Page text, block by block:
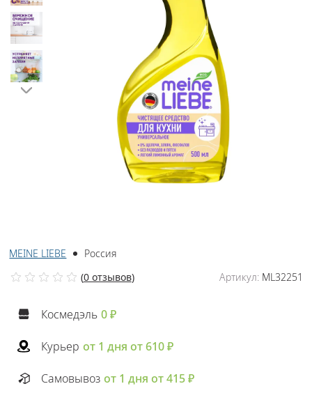
MEINE LIEBE
Россия
Артикул:ML32251
(0 отзывов)
Космедэль 0 ₽
Курьер от 1 дня от 610 ₽
Самовывоз от 1 дня от 415 ₽